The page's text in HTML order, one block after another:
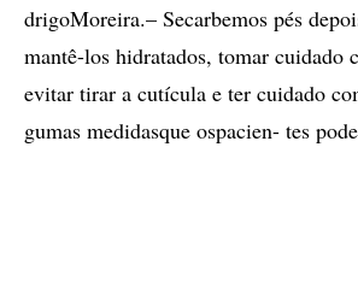
drigoMoreira.– Secarbemos pés
mantê-los hidratados, tomar cuidado
evitar tirar a cutícula e ter cuidado
gumas medidasque ospacien- tes